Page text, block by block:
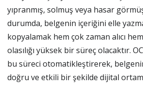
yıpranmış, solmuş veya hasar
durumda, belgenin içeriğini elle
kopyalamak hem çok zaman alıcı
olasılığı yüksek bir süreç olacaktır.
bu süreci otomatikleştirerek,
doğru ve etkili bir şekilde dijital